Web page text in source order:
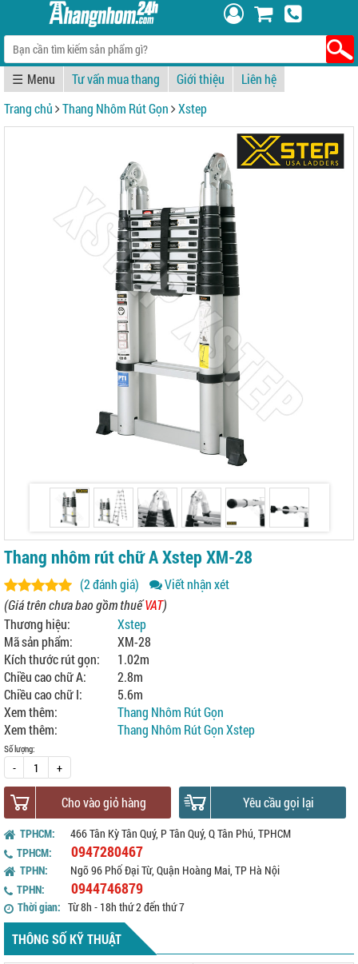
☰ Tư vấn mua thang Giới thiệu
Liên hệ
Trang chủ
Thang Nhôm Rút Gọn Xstep
Thang nhôm rút chữ A Xstep XM-28
(2 đánh giá)
Viết nhận xét
(Giá trên chưa bao gồm thuếVAT)
Thương hiệu:
Xstep
Mã sản phẩm:
XM-28
Kích thước rút gọn:
1.02m
Chiều cao chữ A:
2.8m
Chiều cao chữ I:
5.6m
Xem thêm:
Thang Nhôm Rút Gọn
Xem thêm:
Thang Nhôm Rút Gọn Xstep
Số lượng:
- +
Cho vào giỏ hàng Yêu cầu gọi lại
TPHCM:
466 Tân Kỳ Tân Quý, P Tân Quý, Q Tân Phú, TPHCM
TPHCM:
0947280467
TPHN:
Ngõ 96 Phố Đại Từ, Quận Hoàng Mai, TP Hà Nội
TPHN:
0944746879
Thời gian: Từ 8h - 18h thứ 2 đến thứ 7
THÔNG SỐ KỸ THUẬT